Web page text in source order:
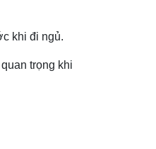
khi đi ngủ.
trọng khi